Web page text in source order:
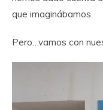
que imaginábamos.
Pero…vamos con